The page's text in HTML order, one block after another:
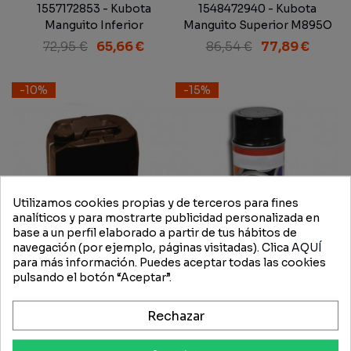
1557172853 - Kubota
Manguito Inferior
M6950/7950
72,95 € 65,66 €
1548472940 - Kubota
Manguito Superior M895O
86,54 € 77,89 €
-10%
Aceite Motor Kubota
Power Plus 10W30 20 L
-15%
Pintura Acrílica Gris Kubota
400 ml.
Utilizamos cookies propias y de terceros para fines
analíticos y para mostrarte publicidad personalizada en
base a un perfil elaborado a partir de tus hábitos de
navegación (por ejemplo, páginas visitadas). Clica AQUÍ
para más información. Puedes aceptar todas las cookies
pulsando el botón “Aceptar”.
Rechazar